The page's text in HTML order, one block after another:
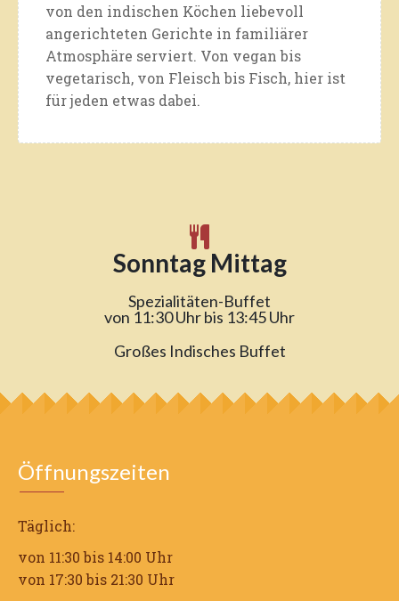
von den indischen Köchen liebevoll
angerichteten Gerichte in familiärer
Atmosphäre serviert. Von vegan bis
vegetarisch, von Fleisch bis Fisch, hier ist
für jeden etwas dabei.
Sonntag Mittag
Spezialitäten-Buffet
von 11:30 Uhr bis 13:45 Uhr
Großes Indisches Buffet
Öffnungszeiten
Täglich:
von 11:30 bis 14:00 Uhr
von 17:30 bis 21:30 Uhr